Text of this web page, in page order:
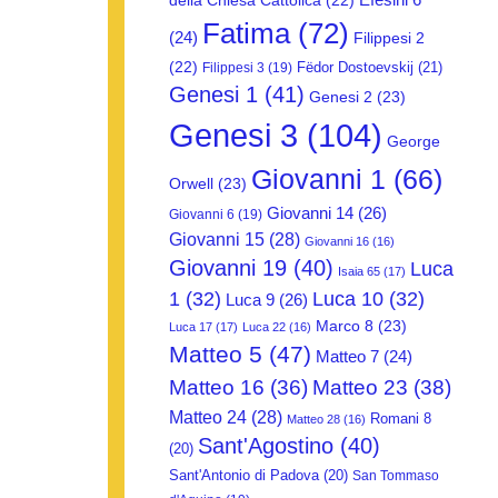
(24) Fatima (72) Filippesi 2
(22) Filippesi 3 (19) Fëdor Dostoevskij (21)
Genesi 1 (41) Genesi 2 (23)
Genesi 3 (104) George
Orwell (23) Giovanni 1 (66)
Giovanni 6 (19) Giovanni 14 (26)
Giovanni 15 (28) Giovanni 16 (16)
Giovanni 19 (40) Isaia 65 (17) Luca
1 (32) Luca 9 (26) Luca 10 (32)
Luca 17 (17) Luca 22 (16) Marco 8 (23)
Matteo 5 (47) Matteo 7 (24)
Matteo 16 (36) Matteo 23 (38)
Matteo 24 (28) Matteo 28 (16) Romani 8
(20) Sant'Agostino (40)
Sant'Antonio di Padova (20) San Tommaso